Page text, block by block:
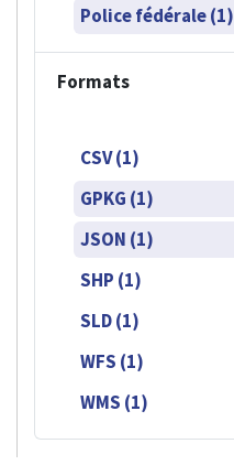
Police fédérale (1)
Formats
CSV (1)
GPKG (1)
JSON (1)
SHP (1)
SLD (1)
WFS (1)
WMS (1)